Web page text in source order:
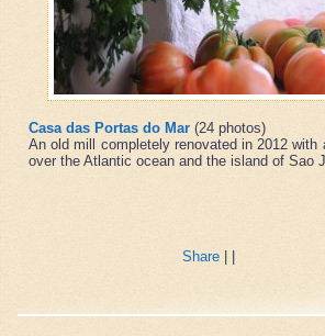
Casa das Portas do Mar (24 photos)
An old mill completely renovated in 2012 with
over the Atlantic ocean and the island of Sao
Share